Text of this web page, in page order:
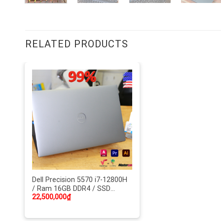
RELATED PRODUCTS
Dell Precision 5570 i7-12800H
/ Ram 16GB DDR4 / SSD
512GB NVMe / Màn 15.6 IPS-
22,500,000₫